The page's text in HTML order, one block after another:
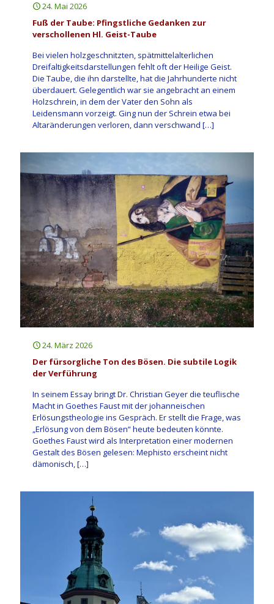
24. Mai 2026
Fuß der Taube: Pfingstliche Gedanken zur
verschollenen Hl. Geist-Taube
Bei vielen holzgeschnitzten, spätmittelalterlichen
Dreifaltigkeitsdarstellungen fehlt oft der Heilige Geist.
Die Taube, die ihn darstellte, hat die Jahrhunderte nicht
überdauert. Gelegentlich war sie angebracht an einem
Holzschrein, in dem der Vater den Sohn als
Leidensmann vorzeigt. Ging nun der Schrein etwa bei
Altaränderungen verloren, dann verschwand […]
24. März 2026
Der fürsorgliche Ton des Bösen. Die subtile Logik
der Verführung
In seinem Essay bringt Dr. Christian Geyer die teuflische
Macht in Goethes Faust mit der johanneischen
Erlösungstheologie ins Gespräch. Er stellt die Frage, was
„Erlösung von dem Bösen“ heute bedeuten könnte.
Goethes Faust wird als Interpretation einer modernen
Gestalt des Bösen gelesen: Mephisto erscheint nicht
dämonisch,[…]